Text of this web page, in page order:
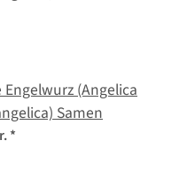
Engelwurz (Angelica
Samen
*